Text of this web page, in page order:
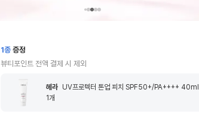
1종 증정
뷰티포인트 전액 결제 시 제외
헤라 UV프로텍터 톤업 피치 SPF50+/PA++++ 40ml
1개